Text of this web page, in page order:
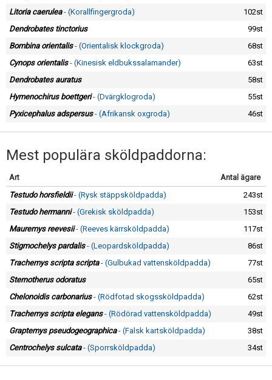
Litoria caerulea- (Korallfingergroda)
102st
Dendrobates tinctorius
99st
Bombina orientalis- (Orientalisk klockgroda)
68st
Cynops orientalis- (Kinesisk eldbukssalamander)
63st
Dendrobates auratus
58st
Hymenochirus boettgeri- (Dvärgklogroda)
55st
Pyxicephalus adspersus- (Afrikansk oxgroda) 46st
Mest populära sköldpaddorna:
Art
Antal ägare
Testudo horsfieldii- (Rysk stäppsköldpadda)
243st
Testudo hermanni- (Grekisk sköldpadda)
153st
Mauremys reevesii- (Reeves kärrsköldpadda)
117st
Stigmochelys pardalis- (Leopardsköldpadda)
86st
Trachemys scripta scripta- (Gulbukad vattensköldpadda)
77st
Sternotherus odoratus
65st
Chelonoidis carbonarius- (Rödfotad skogssköldpadda)
62st
Trachemys scripta elegans- (Rödörad vattensköldpadda)
49st
Graptemys pseudogeographica- (Falsk kartsköldpadda)
38st
Centrochelys sulcata- (Sporrsköldpadda) 34st